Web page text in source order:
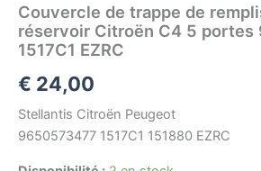
Couvercle de trappe de
réservoir Citroën C4 5 portes
1517C1 EZRC
€ 24,00
Stellantis Citroën Peugeot
9650573477 1517C1 151880 EZRC